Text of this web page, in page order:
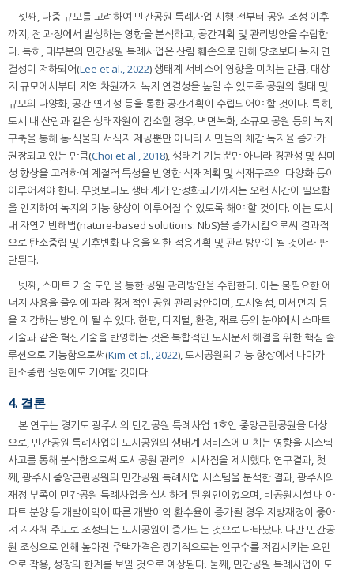
셋째, 다중 규모를 고려하여 민간공원 특례사업 시행 전부터 공원 조성 이후
까지, 전 과정에서 발생하는 영향을 분석하고, 공간계획 및 관리방안을 수립한
다. 특히, 대부분의 민간공원 특례사업은 산림 훼손으로 인해 당초보다 녹지 연
결성이 저하되어(Lee et al., 2022) 생태계 서비스에 영향을 미치는 만큼, 대상
지 규모에서부터 지역 차원까지 녹지 연결성을 높일 수 있도록 공원의 형태 및
규모의 다양화, 공간 연계성 등을 통한 공간계획이 수립되어야 할 것이다. 특히,
도시 내 산림과 같은 생태자원이 감소할 경우, 벽면녹화, 소규모 공원 등의 녹지
구축을 통해 동·식물의 서식지 제공뿐만 아니라 시민들의 체감 녹지율 증가가
권장되고 있는 만큼(Choi et al., 2018), 생태계 기능뿐만 아니라 경관성 및 심미
성 향상을 고려하여 계절적 특성을 반영한 식재계획 및 식재구조의 다양화 등이
이루어져야 한다. 무엇보다도 생태계가 안정화되기까지는 오랜 시간이 필요함
을 인지하여 녹지의 기능 향상이 이루어질 수 있도록 해야 할 것이다. 이는 도시
내 자연기반해법(nature-based solutions: NbS)을 증가시킴으로써 결과적
으로 탄소중립 및 기후변화 대응을 위한 적응계획 및 관리방안이 될 것이라 판
단된다.
넷째, 스마트 기술 도입을 통한 공원 관리방안을 수립한다. 이는 불필요한 에
너지 사용을 줄임에 따라 경제적인 공원 관리방안이며, 도시열섬, 미세먼지 등
을 저감하는 방안이 될 수 있다. 한편, 디지털, 환경, 재료 등의 분야에서 스마트
기술과 같은 혁신기술을 반영하는 것은 복합적인 도시문제 해결을 위한 핵심 솔
루션으로 기능함으로써(Kim et al., 2022), 도시공원의 기능 향상에서 나아가
탄소중립 실현에도 기여할 것이다.
4. 결론
본 연구는 경기도 광주시의 민간공원 특례사업 1호인 중앙근린공원을 대상
으로, 민간공원 특례사업이 도시공원의 생태계 서비스에 미치는 영향을 시스템
사고를 통해 분석함으로써 도시공원 관리의 시사점을 제시했다. 연구결과, 첫
째, 광주시 중앙근린공원의 민간공원 특례사업 시스템을 분석한 결과, 광주시의
재정 부족이 민간공원 특례사업을 실시하게 된 원인이었으며, 비공원시설 내 아
파트 분양 등 개발이익에 따른 개발이익 환수율이 증가될 경우 지방재정이 좋아
져 지자체 주도로 조성되는 도시공원이 증가되는 것으로 나타났다. 다만 민간공
원 조성으로 인해 높아진 주택가격은 장기적으로는 인구수를 저감시키는 요인
으로 작용, 성장의 한계를 보일 것으로 예상된다. 둘째, 민간공원 특례사업이 도